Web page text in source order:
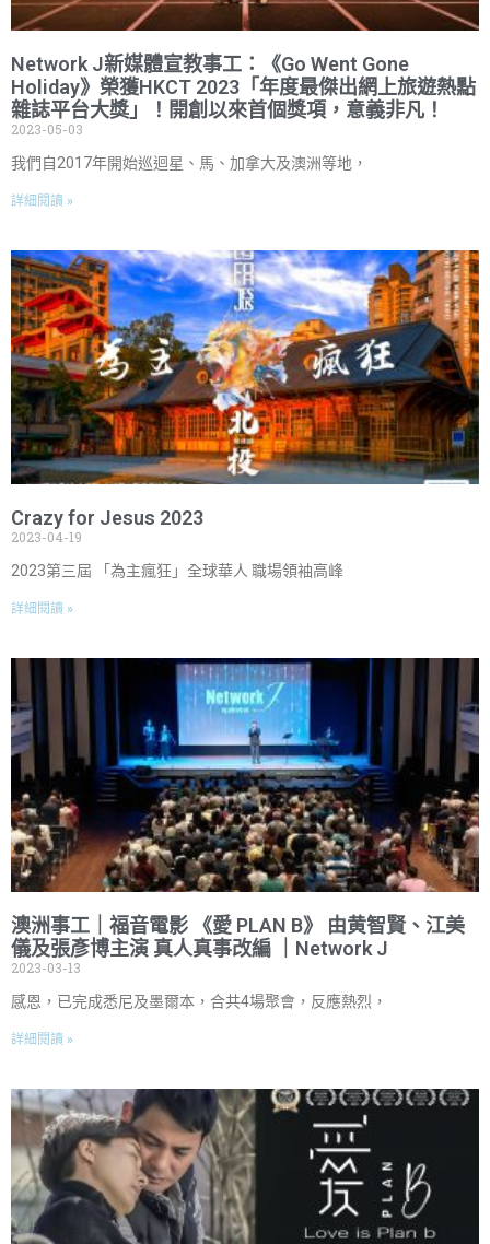
Network J新媒體宣教事工：《Go Went Gone
Holiday》榮獲HKCT 2023「年度最傑出網上旅遊熱點
雜誌平台大獎」！開創以來首個獎項，意義非凡！
2023-05-03
我們自2017年開始巡迴星、馬、加拿大及澳洲等地，
詳細閱讀 »
Crazy for Jesus 2023
2023-04-19
2023第三屆 「為主瘋狂」全球華人 職場領袖高峰
詳細閱讀 »
澳洲事工｜福音電影 《愛 PLAN B》 由黄智賢、江美
儀及張彥博主演 真人真事改編 ｜Network J
2023-03-13
感恩，已完成悉尼及墨爾本，合共4場聚會，反應熱烈，
詳細閱讀 »